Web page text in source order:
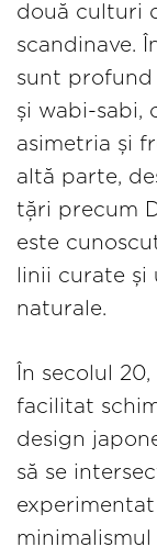
două culturi
scandinave.
sunt profund
și wabi-sabi,
asimetria și
altă parte,
țări precum
este
linii curate
naturale.
În secolul
facilitat
design
să se